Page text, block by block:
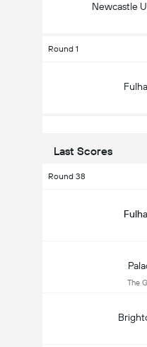
Newcastle
Round 1
Last Scores
Round 38
The